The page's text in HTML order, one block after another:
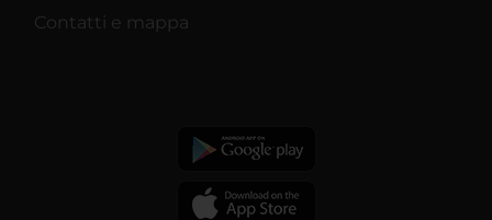
Contatti e mappa